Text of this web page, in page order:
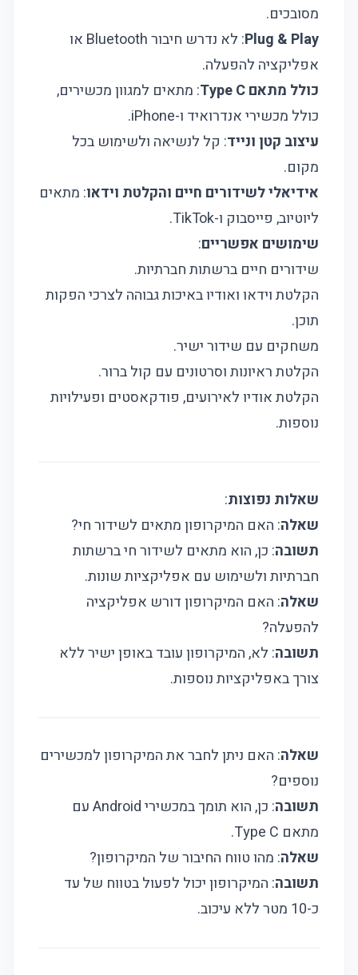
מסובכים.
Plug & Play
: לא נדרש חיבור Bluetooth או
אפליקציה להפעלה.
כולל מתאם Type C
: מתאים למגוון מכשירים,
כולל מכשירי אנדרואיד ו-iPhone.
עיצוב קטן ונייד: קל לנשיאה ולשימוש בכל
מקום.
אידיאלי לשידורים חיים והקלטת וידאו: מתאים
ליוטיוב, פייסבוק ו-TikTok.
שימושים אפשריים:
שידורים חיים ברשתות חברתיות.
הקלטת וידאו ואודיו באיכות גבוהה לצרכי הפקות
תוכן.
משחקים עם שידור ישיר.
הקלטת ראיונות וסרטונים עם קול ברור.
הקלטת אודיו לאירועים, פודקאסטים ופעילויות
נוספות.
שאלות נפוצות:
שאלה: האם המיקרופון מתאים לשידור חי?
תשובה: כן, הוא מתאים לשידור חי ברשתות
חברתיות ולשימוש עם אפליקציות שונות.
שאלה: האם המיקרופון דורש אפליקציה
להפעלה?
תשובה: לא, המיקרופון עובד באופן ישיר ללא
צורך באפליקציות נוספות.
שאלה: האם ניתן לחבר את המיקרופון למכשירים
נוספים?
תשובה
: כן, הוא תומך במכשירי Android עם
מתאם Type C.
שאלה: מהו טווח החיבור של המיקרופון?
תשובה: המיקרופון יכול לפעול בטווח של עד
כ-10 מטר ללא עיכוב.